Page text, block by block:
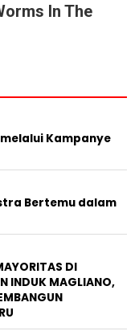
In The
Kampanye
Bertemu dalam
DI
INDUK MAGLIANO,